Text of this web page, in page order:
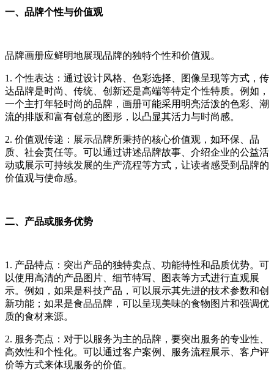
一、品牌个性与价值观
品牌画册应鲜明地展现品牌的独特个性和价值观。
1. 个性表达：通过设计风格、色彩选择、图像呈现等方式，传
达品牌是时尚、传统、创新还是高端等特定个性特质。例如，
一个主打年轻时尚的品牌，画册可能采用明亮活泼的色彩、潮
流的排版和富有创意的图形，以凸显其活力与时尚感。
2. 价值观传递：展示品牌所秉持的核心价值观，如环保、品
质、社会责任等。可以通过讲述品牌故事、介绍企业的公益活
动或展示可持续发展的生产流程等方式，让读者感受到品牌的
价值观与使命感。
二、产品或服务优势
1. 产品特点：突出产品的独特卖点、功能特性和品质优势。可
以使用高清的产品图片、细节特写、图表等方式进行直观展
示。例如，如果是科技产品，可以展示其先进的技术参数和创
新功能；如果是食品品牌，可以呈现美味的食物图片和强调优
质的食材来源。
2. 服务亮点：对于以服务为主的品牌，要突出服务的专业性、
高效性和个性化。可以通过客户案例、服务流程展示、客户评
价等方式来体现服务的价值。